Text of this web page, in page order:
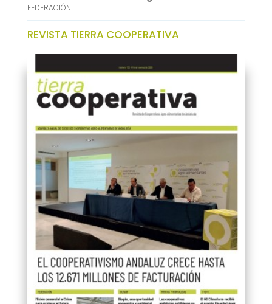
FEDERACIÓN
REVISTA TIERRA COOPERATIVA